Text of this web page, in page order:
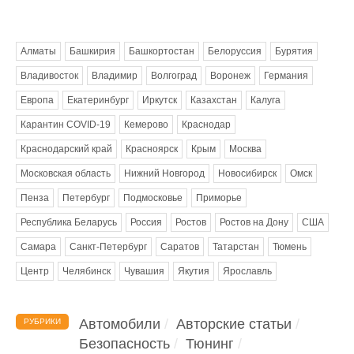
Алматы Башкирия Башкортостан Белоруссия Бурятия
Владивосток Владимир Волгоград Воронеж Германия
Европа Екатеринбург Иркутск Казахстан Калуга
Карантин COVID-19 Кемерово Краснодар
Краснодарский край Красноярск Крым Москва
Московская область Нижний Новгород Новосибирск Омск
Пенза Петербург Подмосковье Приморье
Республика Беларусь Россия Ростов Ростов на Дону США
Самара Санкт-Петербург Саратов Татарстан Тюмень
Центр Челябинск Чувашия Якутия Ярославль
РУБРИКИ Автомобили
Авторские статьи
Безопасность
Тюнинг